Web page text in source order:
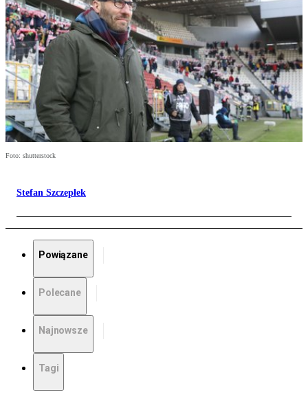
Foto: shutterstock
Stefan Szczepłek
Powiązane
Polecane
Najnowsze
Tagi